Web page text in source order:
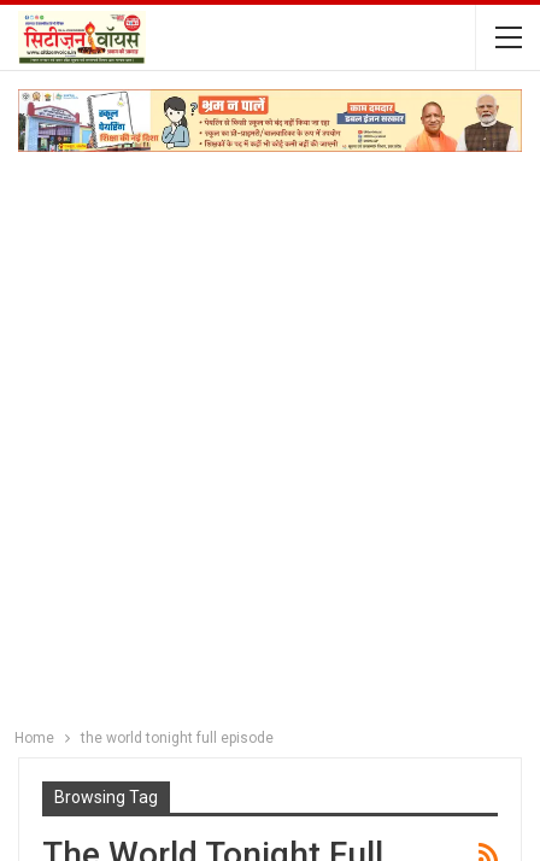
Home the world tonight full episode
Browsing Tag